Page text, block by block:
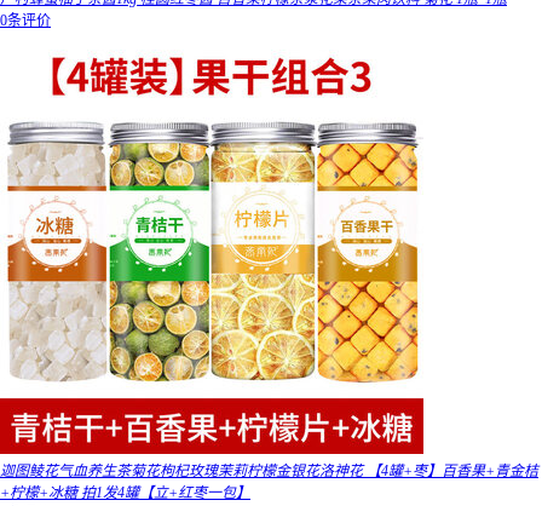
0条评价
迦图鲮花气血养生茶菊花枸杞玫瑰茉莉柠檬金银花洛神花 【4罐+枣】百香果+青金桔
+柠檬+冰糖 拍1发4罐【立+红枣一包】